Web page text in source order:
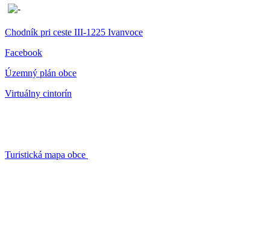
Chodník pri ceste III-1225 Ivanvoce
Facebook
Územný plán obce
Virtuálny cintorín
Turistická mapa obce